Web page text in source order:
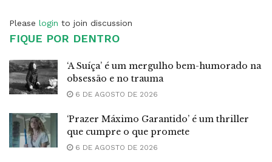
Please login to join discussion
FIQUE POR DENTRO
‘A Suíça’ é um mergulho bem-humorado na
obsessão e no trauma
6 DE AGOSTO DE 2026
‘Prazer Máximo Garantido’ é um thriller
que cumpre o que promete
6 DE AGOSTO DE 2026